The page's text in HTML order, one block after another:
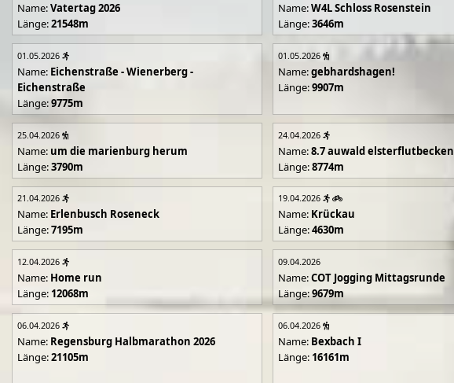
Name:Vatertag 2026
Länge:21548m
Name:W4L Schloss Rosenstein
Länge:3646m
01.05.2026
Name: Eichenstraße - Wienerberg -
Eichenstraße
Länge:9775m
01.05.2026
Name:gebhardshagen!
Länge:9907m
25.04.2026
Name: um die marienburg herum
Länge:3790m
24.04.2026
Name:8.7 auwald elsterflutbecken
Länge:8774m
21.04.2026
Name: Erlenbusch Roseneck
Länge:7195m
19.04.2026
Name: Krückau
Länge:4630m
12.04.2026
Name: Home run
Länge: 12068m
09.04.2026
Name:COT Jogging Mittagsrunde
Länge:9679m
06.04.2026
Name: Regensburg Halbmarathon 2026
Länge:21105m
06.04.2026
Name: Bexbach I
Länge: 16161m